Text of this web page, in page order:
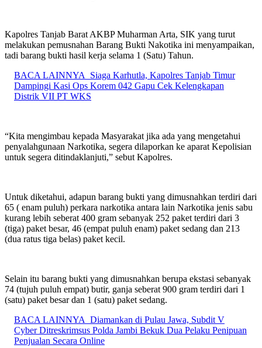
Kapolres Tanjab Barat AKBP Muharman Arta, SIK yang turut
melakukan pemusnahan Barang Bukti Nakotika ini menyampaikan,
tadi barang bukti hasil kerja selama 1 (Satu) Tahun.
BACA LAINNYA
Siaga Karhutla, Kapolres Tanjab Timur
Dampingi Kasi Ops Korem 042 Gapu Cek Kelengkapan
Distrik VII PT WKS
“Kita mengimbau kepada Masyarakat jika ada yang mengetahui
penyalahgunaan Narkotika, segera dilaporkan ke aparat Kepolisian
untuk segera ditindaklanjuti,” sebut Kapolres.
Untuk diketahui, adapun barang bukti yang dimusnahkan terdiri dari
65 ( enam puluh) perkara narkotika antara lain Narkotika jenis sabu
kurang lebih seberat 400 gram sebanyak 252 paket terdiri dari 3
(tiga) paket besar, 46 (empat puluh enam) paket sedang dan 213
(dua ratus tiga belas) paket kecil.
Selain itu barang bukti yang dimusnahkan berupa ekstasi sebanyak
74 (tujuh puluh empat) butir, ganja seberat 900 gram terdiri dari 1
(satu) paket besar dan 1 (satu) paket sedang.
BACA LAINNYA Diamankan di Pulau Jawa, Subdit V
Cyber Ditreskrimsus Polda Jambi Bekuk Dua Pelaku Penipuan
Penjualan Secara Online